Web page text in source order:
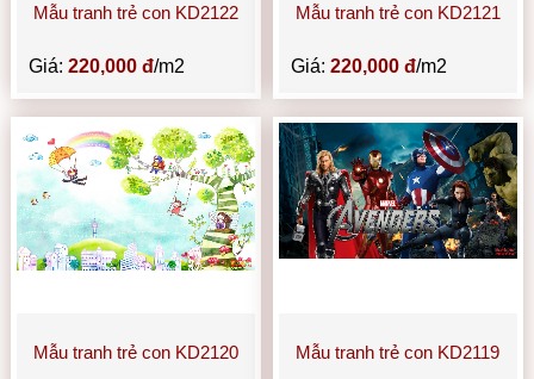
Mẫu tranh trẻ con KD2122
Giá:220,000 đ/m2
Mẫu tranh trẻ con KD2121
Giá: 220,000 đ/m2
Mẫu tranh trẻ con KD2120 Mẫu tranh trẻ con KD2119